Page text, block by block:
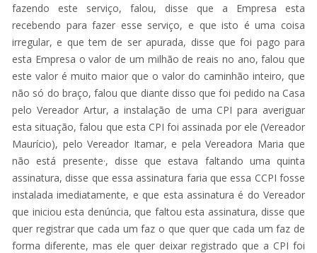
fazendo este serviço, falou, disse que a Empresa esta
recebendo para fazer esse serviço, e que isto é uma coisa
irregular, e que tem de ser apurada, disse que foi pago para
esta Empresa o valor de um milhão de reais no ano, falou que
este valor é muito maior que o valor do caminhão inteiro, que
não só do braço, falou que diante disso que foi pedido na Casa
pelo Vereador Artur, a instalação de uma CPI para averiguar
esta situação, falou que esta CPI foi assinada por ele (Vereador
Maurício), pelo Vereador Itamar, e pela Vereadora Maria que
não está presente·, disse que estava faltando uma quinta
assinatura, disse que essa assinatura faria que essa CCPI fosse
instalada imediatamente, e que esta assinatura é do Vereador
que iniciou esta denúncia, que faltou esta assinatura, disse que
quer registrar que cada um faz o que quer que cada um faz de
forma diferente, mas ele quer deixar registrado que a CPI foi